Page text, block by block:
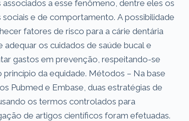
a esse fenômeno, dentre eles os
e de comportamento. A possibilidade
fatores de risco para a cárie dentária
adequar os cuidados de saúde bucal e
gastos em prevenção, respeitando-se
princípio da equidade. Métodos – Na base
Pubmed e Embase, duas estratégias de
os termos controlados para
de artigos científicos foram efetuadas.